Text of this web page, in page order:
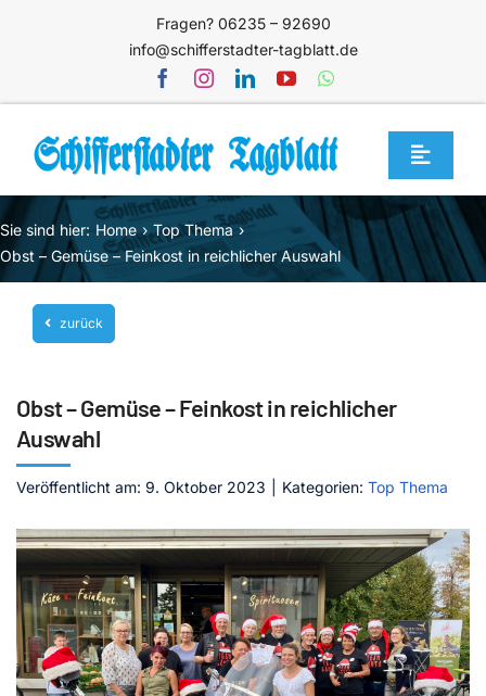
Fragen? 06235 – 92690
info@schifferstadter-tagblatt.de
Toggle
Home
Themen
Blog
Unternehmen
Mediathek
Jetzt abonnieren
Sie sind hier: Home
Top Thema
Obst – Gemüse – Feinkost in reichlicher Auswahl
zurück
Obst – Gemüse – Feinkost in reichlicher
Auswahl
Veröffentlicht am: 9. Oktober 2023 Kategorien: Top Thema